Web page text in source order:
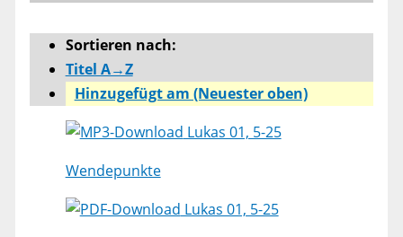
Sortieren nach:
Titel A→Z
Hinzugefügt am (Neuester oben)
Lukas 01, 5-25
Wendepunkte
Lukas 01, 5-25